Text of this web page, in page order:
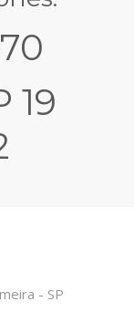
19
- SP